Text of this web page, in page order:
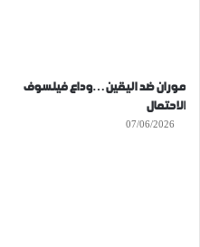
موران ضد اليقين…وداع فيلسوف
الاحتمال
07/06/2026